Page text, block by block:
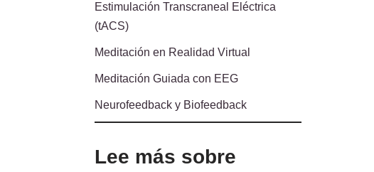
Estimulación Transcraneal Eléctrica
(tACS)
Meditación en Realidad Virtual
Meditación Guiada con EEG
Neurofeedback y Biofeedback
Lee más sobre